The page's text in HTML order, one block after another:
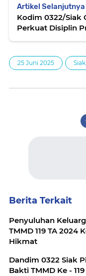
Artikel Selanjutnya
Kodim 0322/Siak
Perkuat Disiplin
25 Juni 2025
Berita Terkait
Penyuluhan
TMMD 119 TA 2024
Hikmat
Dandim 0322 Siak
Bakti TMMD Ke -